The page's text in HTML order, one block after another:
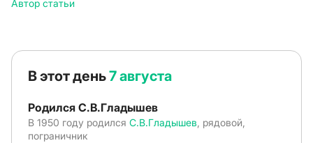
Автор статьи
В этот день7 августа
Родился С.В.Гладышев
В 1950 году родился С.В.Гладышев , рядовой,
пограничник